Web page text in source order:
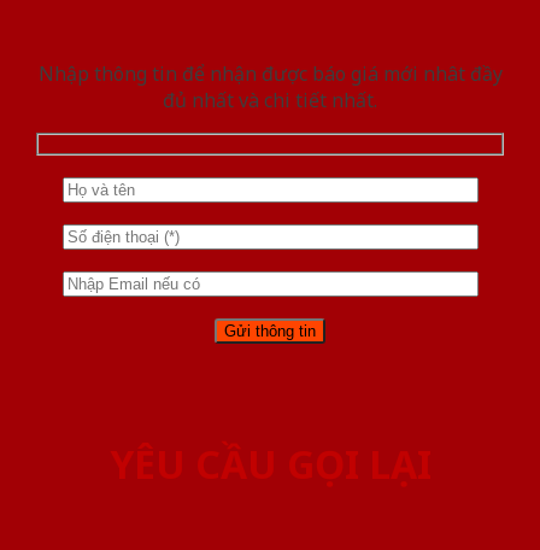
Nhập thông tin để nhận được báo giá mới nhât đầy
đủ nhất và chi tiết nhất.
YÊU CẦU GỌI LẠI